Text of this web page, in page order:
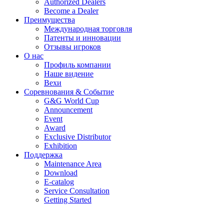
Authorized Dealers
Become a Dealer
Преимущества
Международная торговля
Патенты и инновации
Отзывы игроков
О нас
Профиль компании
Наше видение
Вехи
Соревнования & Событие
G&G World Cup
Announcement
Event
Award
Exclusive Distributor
Exhibition
Поддержка
Maintenance Area
Download
E-catalog
Service Consultation
Getting Started